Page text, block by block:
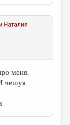
Наталия
меня.
чешуя